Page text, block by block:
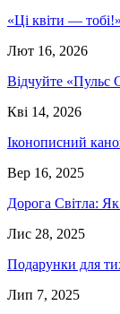
«Ці квіти —
Лют 16, 2026
Відчуйте «Пульс
Кві 14, 2026
Іконописний
Вер 16, 2025
Дорога Світла: Як
Лис 28, 2025
Подарунки для
Лип 7, 2025